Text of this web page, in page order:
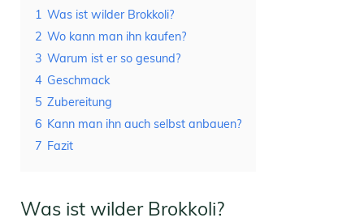
1 Was ist wilder Brokkoli?
2 Wo kann man ihn kaufen?
3 Warum ist er so gesund?
4 Geschmack
5 Zubereitung
6 Kann man ihn auch selbst anbauen?
7 Fazit
Was ist wilder Brokkoli?